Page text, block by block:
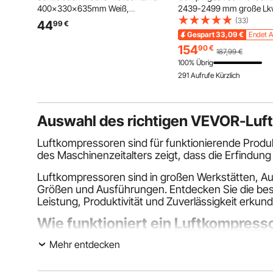
400x330x635mm Weiß,
Metallgestell, Holztischplatte,
Handgriffe, Lenkrolle mit 2
4499€
2439-2499 mm große
Ladeflächen,
Zelt mit erweiterbarer
Regendach &
Aufbewahrungstasche,
Sonnenschutz zum
(33)
Gespart33,09€ Endet
15490€ 187,99 €
100% Übrig
291 Aufrufe Kürzlich
Auswahl des richtigen VEVOR-
Luftkompressoren sind für funktionierende
des Maschinenzeitalters zeigt, dass die
Luftkompressoren sind in großen Werkstätten,
Größen und Ausführungen. Entdecken Sie die
Leistung, Produktivität und Zuverlässigkeit
Wie funktioniert ein
Durch Druck auf die Umgebungsluft erzeugen
umgewandelt wird. Anschließend können
Mehr entdecken